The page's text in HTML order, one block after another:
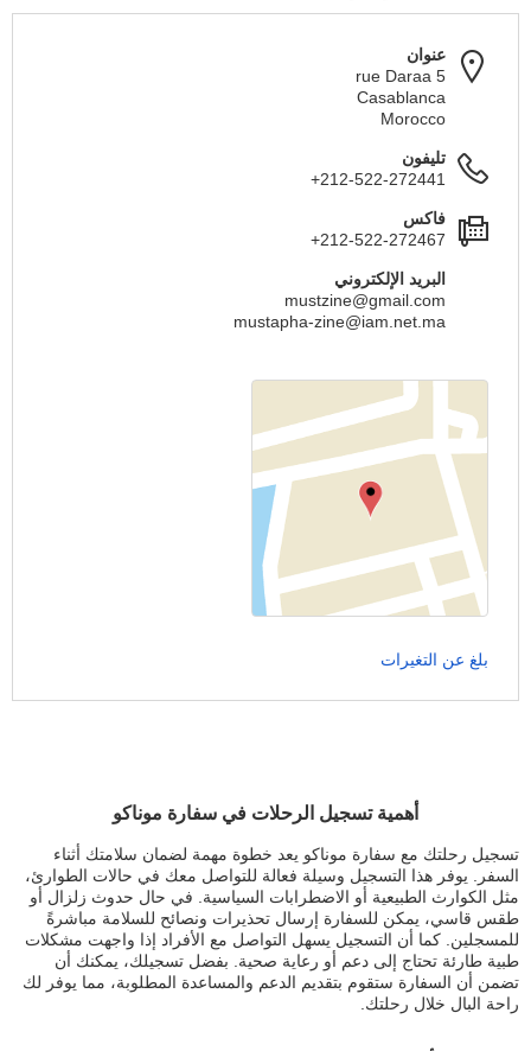
أهمية تسجيل الرحلات في سفارة موناكو
تسجيل رحلتك مع سفارة موناكو يعد خطوة مهمة لضمان سلامتك أثناء
السفر. يوفر هذا التسجيل وسيلة فعالة للتواصل معك في حالات الطوارئ،
مثل الكوارث الطبيعية أو الاضطرابات السياسية. في حال حدوث زلزال أو
طقس قاسي، يمكن للسفارة إرسال تحذيرات ونصائح للسلامة مباشرةً
للمسجلين. كما أن التسجيل يسهل التواصل مع الأفراد إذا واجهت مشكلات
طبية طارئة تحتاج إلى دعم أو رعاية صحية. بفضل تسجيلك، يمكنك أن
تضمن أن السفارة ستقوم بتقديم الدعم والمساعدة المطلوبة، مما يوفر لك
راحة البال خلال رحلتك.
عنوان
5 rue Daraa
Casablanca
Morocco
تليفون
+212-522-272441
فاكس
+212-522-272467
البريد الإلكتروني
mustzine@gmail.com
mustapha-zine@iam.net.ma
بلغ عن التغيرات